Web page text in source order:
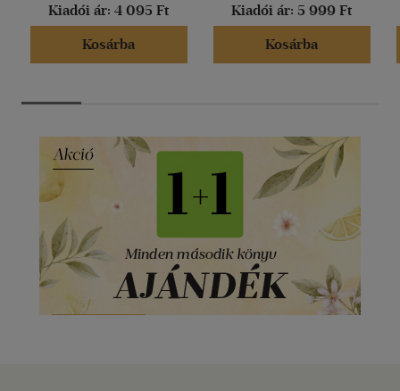
Kiadói ár: 4 095 Ft
Kosárba
Kiadói ár: 5 999 Ft
Kosárba